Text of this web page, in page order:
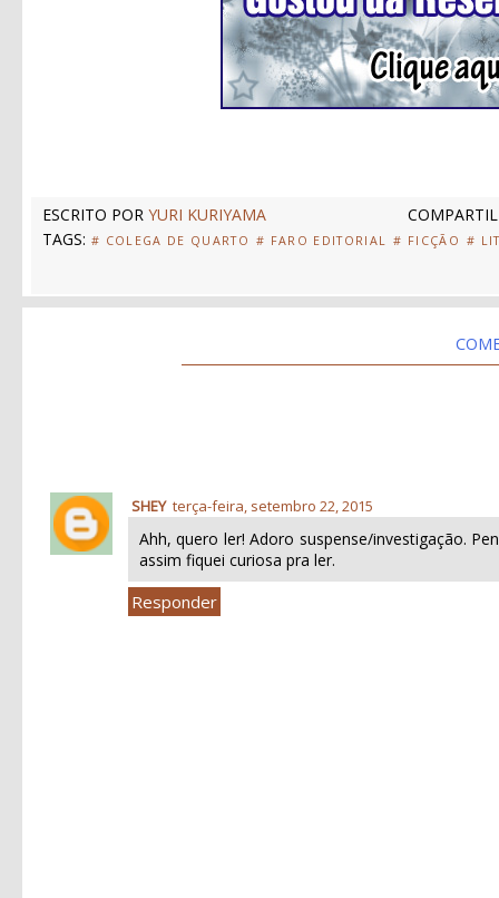
ESCRITO POR YURI KURIYAMA
TAGS: # COLEGA DE QUARTO # FARO EDITORIAL # FICÇÃO #
SHEY terça-feira, setembro 22, 2015
Ahh, quero ler! Adoro suspense/investigação.
assim fiquei curiosa pra ler.
Responder